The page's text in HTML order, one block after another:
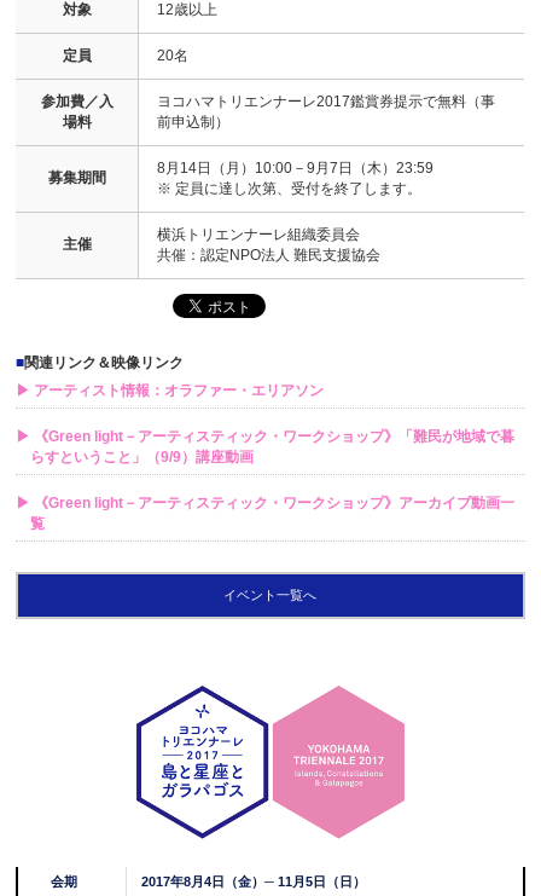
対象 12歳以上
定員 20名
参加費／入
場料
ヨコハマトリエンナーレ2017鑑賞券提示で無料（事
前申込制）
募集期間
8月14日（月）10:00－9月7日（木）23:59
※ 定員に達し次第、受付を終了します。
主催
横浜トリエンナーレ組織委員会
共催：認定NPO法人 難民支援協会
■関連リンク＆映像リンク
▶ アーティスト情報：オラファー・エリアソン
▶ 《Green light－アーティスティック・ワークショップ》「難民が地域で暮
らすということ」（9/9）講座動画
▶ 《Green light－アーティスティック・ワークショップ》アーカイブ動画一
覧
イベント一覧へ
会期 2017年8月4日（金）─ 11月5日（日）